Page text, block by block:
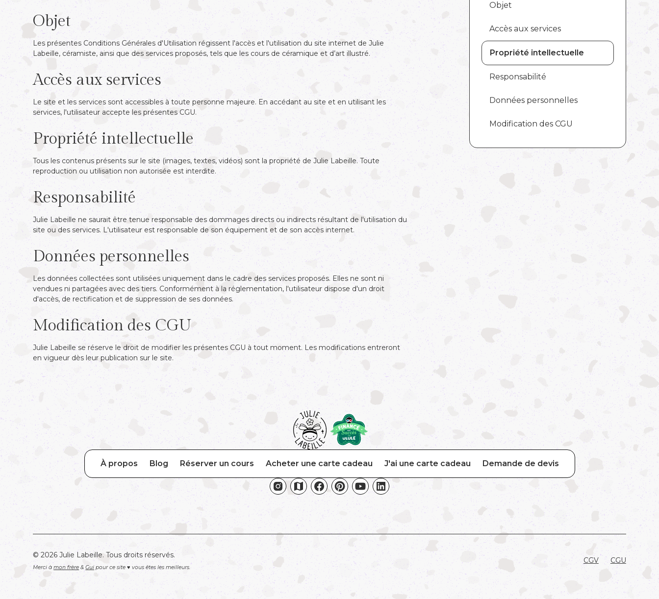
‍Objet
‍Les présentes Conditions Générales d'Utilisation régissent l'accès et l'utilisation du site internet de Julie
Labeille, céramiste, ainsi que des services proposés, tels que les cours de céramique et d’art illustré.
Accès aux services
‍Le site et les services sont accessibles à toute personne majeure. En accédant au site et en utilisant les
services, l'utilisateur accepte les présentes CGU.
‍Propriété intellectuelle
‍Tous les contenus présents sur le site (images, textes, vidéos) sont la propriété de Julie Labeille. Toute
reproduction ou utilisation non autorisée est interdite.
‍Responsabilité
‍Julie Labeille ne saurait être tenue responsable des dommages directs ou indirects résultant de l'utilisation du
site ou des services. L'utilisateur est responsable de son équipement et de son accès internet.
Données personnelles
‍Les données collectées sont utilisées uniquement dans le cadre des services proposés. Elles ne sont ni
vendues ni partagées avec des tiers. Conformément à la réglementation, l'utilisateur dispose d'un droit
d'accès, de rectification et de suppression de ses données.
‍Modification des CGU
Julie Labeille se réserve le droit de modifier les présentes CGU à tout moment. Les modifications entreront
en vigueur dès leur publication sur le site.
‍Objet
Accès aux services
‍Propriété intellectuelle
‍Responsabilité
Données personnelles
‍Modification des CGU
À propos Blog Réserver un cours Acheter une carte cadeau J'ai une carte cadeau Demande de devis
© 2026 Julie Labeille. Tous droits réservés.
Merci àmon frère &Gui pour ce site ♥ vous êtes les meilleurs.
CGV CGU